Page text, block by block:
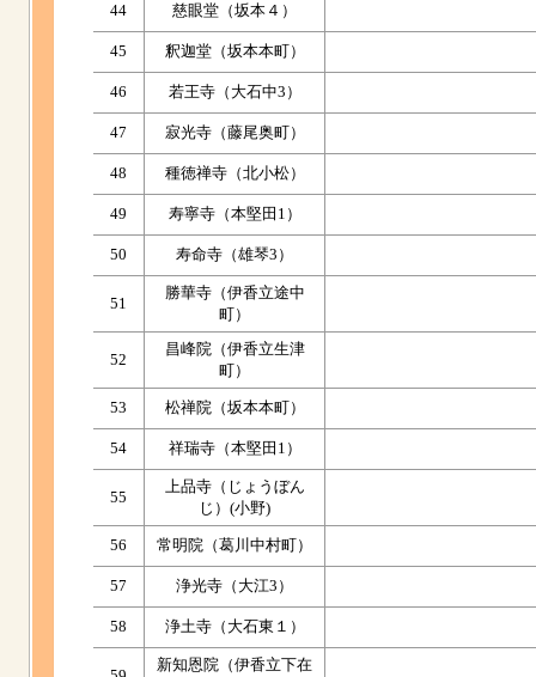
44 慈眼堂（坂本４）
45 釈迦堂（坂本本町）
46 若王寺（大石中3）
47 寂光寺（藤尾奥町）
48 種徳禅寺（北小松）
49 寿寧寺（本堅田1）
50 寿命寺（雄琴3）
51
勝華寺（伊香立途中
町）
52
昌峰院（伊香立生津
町）
53 松禅院（坂本本町）
54 祥瑞寺（本堅田1）
55
上品寺（じょうぼん
じ）(小野)
56 常明院（葛川中村町）
57 浄光寺（大江3）
58 浄土寺（大石東１）
新知恩院（伊香立下在